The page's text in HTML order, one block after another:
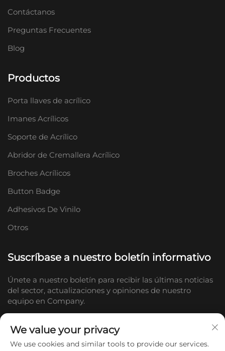
Contáctanos
Preguntas Frecuentes
Blog
Productos
Porta llaves de acrílico
Imanes Acrílicos
Soporte de Acrílico
Abridor de Cremallera Acrílico
Broches Acrílicos
Button Badge
Adhesivos De Vinilo
Otros
Suscríbase a nuestro boletín informativo
Únete a nuestro boletín para recibir las últimas noticias
del sector, actualizaciones y opiniones de nuestro
equipo en Company.
We value your privacy
We use cookies and similar tools to provide our services.